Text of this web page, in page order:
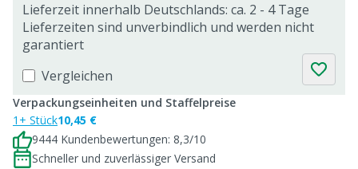
Lieferzeit innerhalb Deutschlands: ca. 2 - 4 Tage
Lieferzeiten sind unverbindlich und werden nicht
garantiert
Vergleichen
Verpackungseinheiten und Staffelpreise
1+ Stück10,45 €
9444 Kundenbewertungen: 8,3/10
Schneller und zuverlässiger Versand